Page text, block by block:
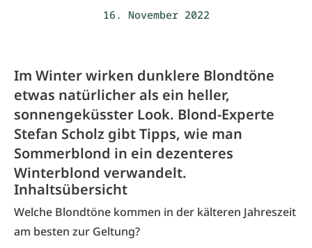
16. November 2022
Im Winter wirken dunklere Blondtöne
etwas natürlicher als ein heller,
sonnengeküsster Look. Blond-Experte
Stefan Scholz gibt Tipps, wie man
Sommerblond in ein dezenteres
Winterblond verwandelt.
Inhaltsübersicht
Welche Blondtöne kommen in der kälteren Jahreszeit
am besten zur Geltung?